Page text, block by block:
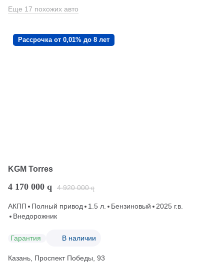
Еще 17 похожих авто
Рассрочка от 0,01% до 8 лет
KGM Torres
4 170 000 q 4 920 000 q
АКПП Полный привод 1.5 л. Бензиновый
2025 г.в.
Внедорожник
Гарантия В наличии
Казань, Проспект Победы, 93